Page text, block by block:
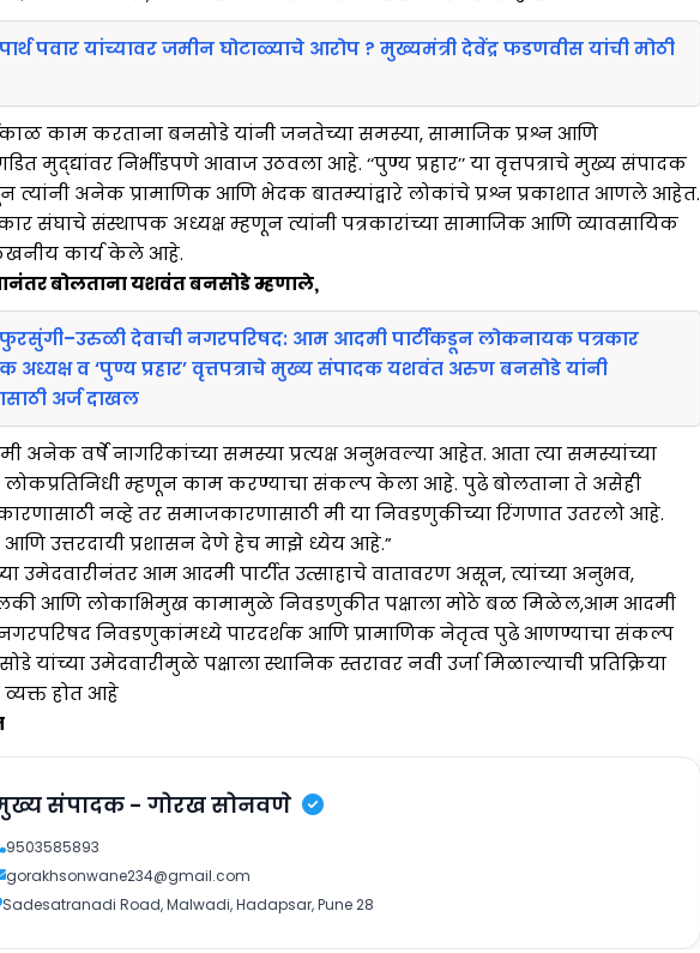
पार्थ पवार यांच्यावर जमीन घोटाळ्याचे आरोप ? मुख्यमंत्री देवेंद्र फडणवीस यांची मोठी
काम करताना बनसोडे यांनी जनतेच्या समस्या, सामाजिक प्रश्न आणि
मुद्द्यांवर निर्भीडपणे आवाज उठवला आहे. ‘‘पुण्य प्रहार’’ या वृत्तपत्राचे मुख्य संपादक
अनेक प्रामाणिक आणि भेदक बातम्यांद्वारे लोकांचे प्रश्न प्रकाशात आणले आहेत.
संघाचे संस्थापक अध्यक्ष म्हणून त्यांनी पत्रकारांच्या सामाजिक आणि व्यावसायिक
कार्य केले आहे.
बोलताना यशवंत बनसोडे म्हणाले,
फुरसुंगी–उरुळी देवाची नगरपरिषद: आम आदमी पार्टीकडून लोकनायक पत्रकार
अध्यक्ष व ‘पुण्य प्रहार’ वृत्तपत्राचे मुख्य संपादक यशवंत अरुण बनसोडे यांनी
अर्ज दाखल
अनेक वर्षे नागरिकांच्या समस्या प्रत्यक्ष अनुभवल्या आहेत. आता त्या समस्यांच्या
लोकप्रतिनिधी म्हणून काम करण्याचा संकल्प केला आहे. पुढे बोलताना ते असेही
नव्हे तर समाजकारणासाठी मी या निवडणुकीच्या रिंगणात उतरलो आहे.
आणि उत्तरदायी प्रशासन देणे हेच माझे ध्येय आहे.”
उमेदवारीनंतर आम आदमी पार्टीत उत्साहाचे वातावरण असून, त्यांच्या अनुभव,
आणि लोकाभिमुख कामामुळे निवडणुकीत पक्षाला मोठे बळ मिळेल,आम आदमी
नगरपरिषद निवडणुकांमध्ये पारदर्शक आणि प्रामाणिक नेतृत्व पुढे आणण्याचा संकल्प
यांच्या उमेदवारीमुळे पक्षाला स्थानिक स्तरावर नवी उर्जा मिळाल्याची प्रतिक्रिया
व्यक्त होत आहे
संपादक - गोरख सोनवणे
9503585893
gorakhsonwane234@gmail.com
Sadesatranadi Road, Malwadi, Hadapsar, Pune 28